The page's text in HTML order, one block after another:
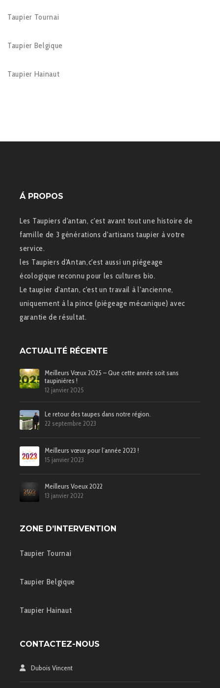
Taupier Tournai
Taupier Belgique
Taupier Hainaut
Á PROPOS
Les Taupiers d'antan, c'est avant tout une histoire de
famille de 3 générations d'artisans taupier à votre
service.
les Taupiers d'Antan,c'est aussi un piégeage
écologique reconnu pour les cultures bio.
Le taupier d'antan, c'est un travail à l'ancienne,
uniquement à la pince (piégeage mécanique) avec
garantie de résultat.
ACTUALITÉ RÉCENTE
Meilleurs Vœux 2025 – Que cette année soit sans
taupinières !
12 janvier 2025
Le retour des taupes dans notre région.
22 septembre 2023
Meilleurs vœux pour l’année 2023 !
15 janvier 2023
Meilleurs Voeux 2022
13 janvier 2022
ZONE D’INTERVENTION
Taupier Tournai
Taupier Belgique
Taupier Hainaut
CONTACTEZ-NOUS
Dubois Vincent